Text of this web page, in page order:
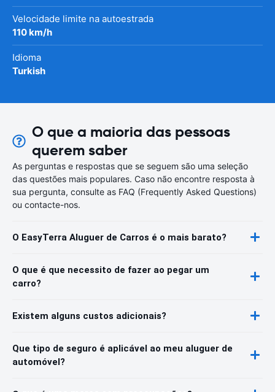
Velocidade limite na autoestrada
110 km/h
Idioma
Turkish
O que a maioria das pessoas
querem saber
As perguntas e respostas que se seguem são uma seleção
das questões mais populares. Caso não encontre resposta à
sua pergunta, consulte as FAQ (Frequently Asked Questions)
ou contacte-nos.
O EasyTerra Aluguer de Carros é o mais barato?
O que é que necessito de fazer ao pegar um
carro?
Existem alguns custos adicionais?
Que tipo de seguro é aplicável ao meu aluguer de
automóvel?